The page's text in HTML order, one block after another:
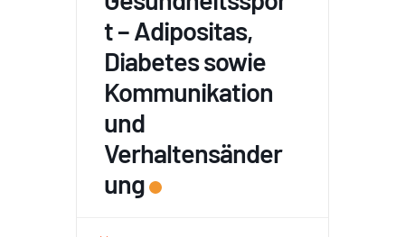
t – Adipositas,
Diabetes sowie
Kommunikation
und
Verhaltensänder
ung